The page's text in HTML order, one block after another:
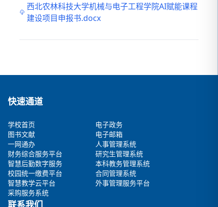
西北农林科技大学机械与电子工程学院AI赋能课程
建设项目申报书.docx
快速通道
学校首页
电子政务
图书文献
电子邮箱
一网通办
人事管理系统
财务综合服务平台
研究生管理系统
智慧后勤数字服务
本科教务管理系统
校园统一缴费平台
合同管理系统
智慧教学云平台
外事管理服务平台
采购服务系统
联系我们